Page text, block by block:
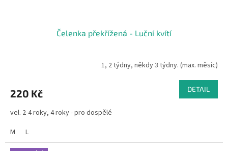
Čelenka překřížená - Luční kvítí
1, 2 týdny, někdy 3 týdny. (max. měsíc)
220 Kč DETAIL
vel. 2-4 roky, 4 roky - pro dospělé
M
L